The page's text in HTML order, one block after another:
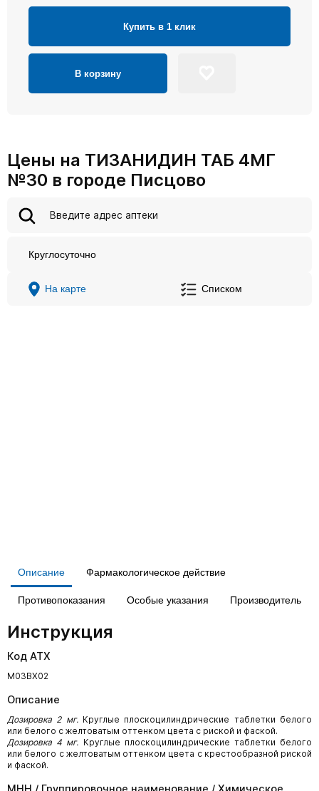
Купить в 1 клик
В корзину
Цены на ТИЗАНИДИН ТАБ 4МГ
№30 в городе Писцово
Круглосуточно
На карте Списком
Описание Фармакологическое действие
Противопоказания Особые указания Производитель
Инструкция
Код АТХ
M03BX02
Описание
Дозировка 2 мг.Круглые плоскоцилиндрические таблетки белого
или белого с желтоватым оттенком цвета с риской и фаской.
Дозировка 4 мг. Круглые плоскоцилиндрические таблетки белого
или белого с желтоватым оттенком цвета с крестообразной риской
и фаской.
МНН / Группировочное наименование / Химическое